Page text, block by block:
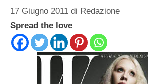
17 Giugno 2011 di Redazione
Spread the love